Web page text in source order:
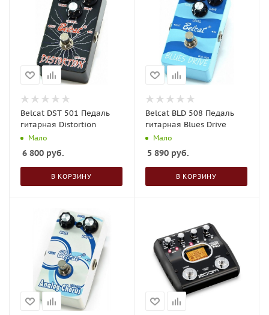
Belcat DST 501 Педаль
гитарная Distortion
Мало
6 800 руб.
В КОРЗИНУ
Belcat BLD 508 Педаль
гитарная Blues Drive
Мало
5 890 руб.
В КОРЗИНУ